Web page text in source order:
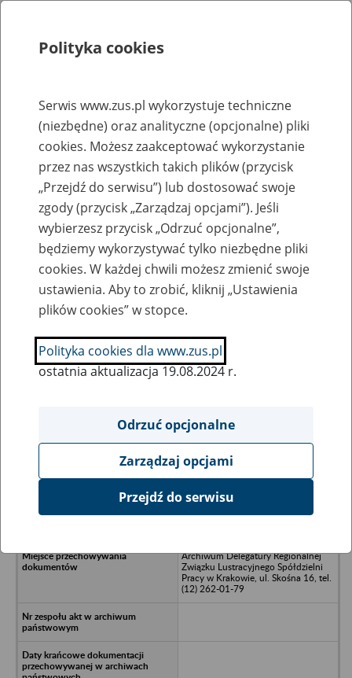
Rejestry, ewidencje i archiwa
Baza zlikwidowanych lub
przekształconych zakładów pracy
Nazwa zakładu pracy:
SZUKAJ
Ukryj wszystkie pozycje bazy
Świętokrzyska Spółdzielnia Pracy
Archiwum Delegatury Regionalnej
Związku Lustracyjnego Spółdzielni
Pracy w Krakowie, ul. Skośna 16, tel.
(12) 262-01-79
Polityka cookies
Serwis www.zus.pl wykorzystuje techniczne
(niezbędne) oraz analityczne (opcjonalne) pliki
cookies. Możesz zaakceptować wykorzystanie
przez nas wszystkich takich plików (przycisk
„Przejdź do serwisu”) lub dostosować swoje
zgody (przycisk „Zarządzaj opcjami”). Jeśli
wybierzesz przycisk „Odrzuć opcjonalne”,
będziemy wykorzystywać tylko niezbędne pliki
cookies. W każdej chwili możesz zmienić swoje
ustawienia. Aby to zrobić, kliknij „Ustawienia
plików cookies” w stopce.
Polityka cookies dla www.zus.pl
ostatnia aktualizacja 19.08.2024 r.
Odrzuć opcjonalne
Zarządzaj opcjami
Przejdź do serwisu